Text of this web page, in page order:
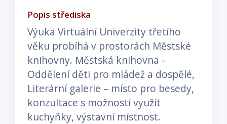
Popis střediska
Výuka Virtuální Univerzity třetího
věku probíhá v prostorách Městské
knihovny. Městská knihovna -
Oddělení děti pro mládež a dospělé,
Literární galerie – místo pro besedy,
konzultace s možností využít
kuchyňky, výstavní místnost.